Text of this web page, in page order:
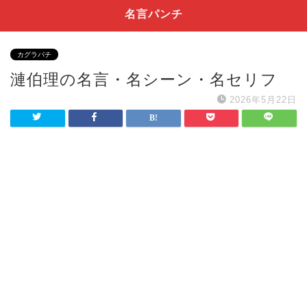
名言パンチ
カグラバチ
漣伯理の名言・名シーン・名セリフ
2026年5月22日